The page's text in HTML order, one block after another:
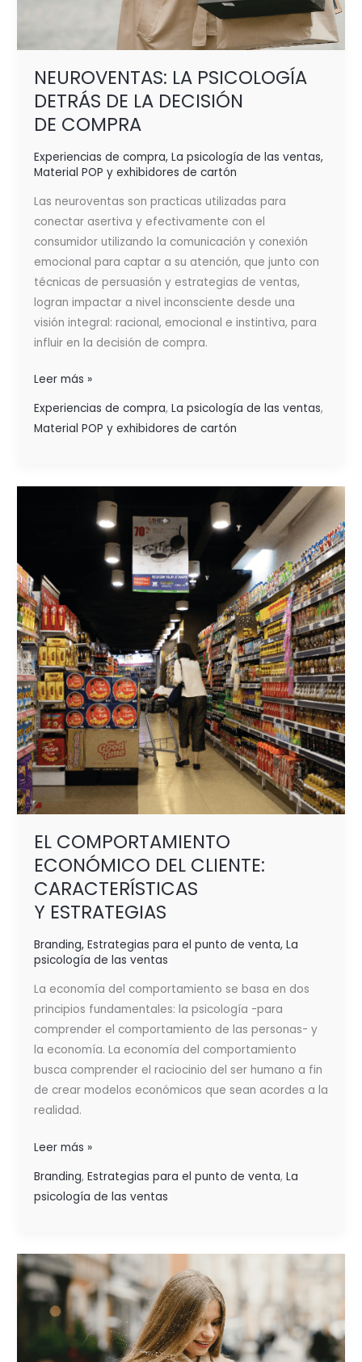
NEUROVENTAS: LA PSICOLOGÍA
DETRÁS DE LA DECISIÓN
DE COMPRA
Experiencias de compra, La psicología de las ventas,
Material POP y exhibidores de cartón
Las neuroventas son practicas utilizadas para
conectar asertiva y efectivamente con el
consumidor utilizando la comunicación y conexión
emocional para captar a su atención, que junto con
técnicas de persuasión y estrategias de ventas,
logran impactar a nivel inconsciente desde una
visión integral: racional, emocional e instintiva, para
influir en la decisión de compra.
Leer más »
Experiencias de compra, La psicología de las ventas,
Material POP y exhibidores de cartón
EL COMPORTAMIENTO
ECONÓMICO DEL CLIENTE:
CARACTERÍSTICAS
Y ESTRATEGIAS
Branding, Estrategias para el punto de venta, La
psicología de las ventas
La economía del comportamiento se basa en dos
principios fundamentales: la psicología -para
comprender el comportamiento de las personas- y
la economía. La economía del comportamiento
busca comprender el raciocinio del ser humano a fin
de crear modelos económicos que sean acordes a la
realidad.
COMPORTAMIENTO
ECONÓMICO
CLIENTE:
CARACTERÍSTICAS
Y ESTRATEGIAS
Leer más »
Branding, Estrategias para el punto de venta, La
psicología de las ventas
¿POR
QUÉ
LAS
EMOCIONES
DETERMINAN